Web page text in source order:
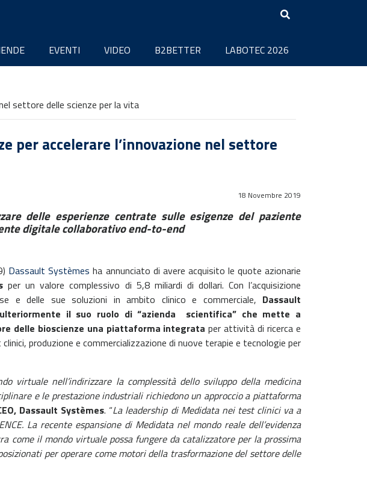
EVENTI VIDEO B2BETTER LABOTEC 2026
settore delle scienze per la vita
per accelerare l’innovazione nel settore
18 Novembre 2019
delle esperienze centrate sulle esigenze del paziente
digitale collaborativo end-to-end
Dassault Systèmes ha annunciato di avere acquisito le quote azionarie
per un valore complessivo di 5,8 miliardi di dollari. Con l’acquisizione
e delle sue soluzioni in ambito clinico e commerciale, Dassault
ulteriormente il suo ruolo di “azienda scientifica” che mette a
delle bioscienze una piattaforma integrataper attività di ricerca e
produzione e commercializzazione di nuove terapie e tecnologie per
virtuale nell’indirizzare la complessità dello sviluppo della medicina
e le prestazione industriali richiedono un approccio a piattaforma
Dassault Systèmes. “La leadership di Medidata nei test clinici va a
La recente espansione di Medidata nel mondo reale dell’evidenza
come il mondo virtuale possa fungere da catalizzatore per la prossima
per operare come motori della trasformazione del settore delle